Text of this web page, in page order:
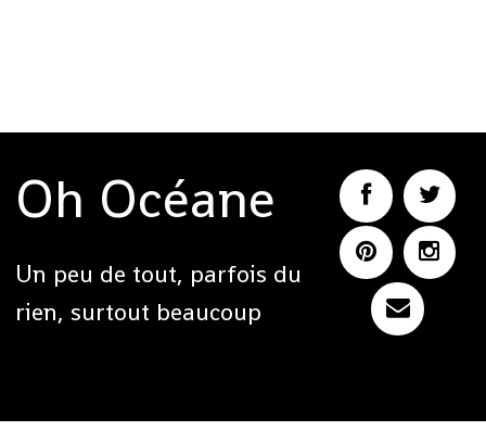
Oh Océane
Un peu de tout, parfois du
rien, surtout beaucoup